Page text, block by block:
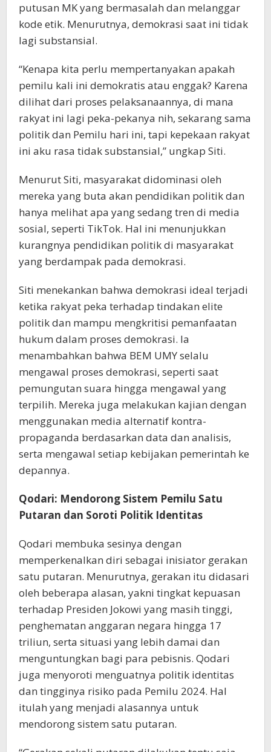
putusan MK yang bermasalah dan melanggar
kode etik. Menurutnya, demokrasi saat ini tidak
lagi substansial.
“Kenapa kita perlu mempertanyakan apakah
pemilu kali ini demokratis atau enggak? Karena
dilihat dari proses pelaksanaannya, di mana
rakyat ini lagi peka-pekanya nih, sekarang sama
politik dan Pemilu hari ini, tapi kepekaan rakyat
ini aku rasa tidak substansial,” ungkap Siti.
Menurut Siti, masyarakat didominasi oleh
mereka yang buta akan pendidikan politik dan
hanya melihat apa yang sedang tren di media
sosial, seperti TikTok. Hal ini menunjukkan
kurangnya pendidikan politik di masyarakat
yang berdampak pada demokrasi.
Siti menekankan bahwa demokrasi ideal terjadi
ketika rakyat peka terhadap tindakan elite
politik dan mampu mengkritisi pemanfaatan
hukum dalam proses demokrasi. Ia
menambahkan bahwa BEM UMY selalu
mengawal proses demokrasi, seperti saat
pemungutan suara hingga mengawal yang
terpilih. Mereka juga melakukan kajian dengan
menggunakan media alternatif kontra-
propaganda berdasarkan data dan analisis,
serta mengawal setiap kebijakan pemerintah ke
depannya.
Qodari: Mendorong Sistem Pemilu Satu
Putaran dan Soroti Politik Identitas
Qodari membuka sesinya dengan
memperkenalkan diri sebagai inisiator gerakan
satu putaran. Menurutnya, gerakan itu didasari
oleh beberapa alasan, yakni tingkat kepuasan
terhadap Presiden Jokowi yang masih tinggi,
penghematan anggaran negara hingga 17
triliun, serta situasi yang lebih damai dan
menguntungkan bagi para pebisnis. Qodari
juga menyoroti menguatnya politik identitas
dan tingginya risiko pada Pemilu 2024. Hal
itulah yang menjadi alasannya untuk
mendorong sistem satu putaran.